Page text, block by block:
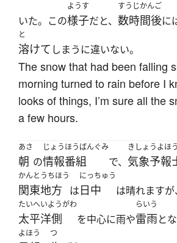
いた。この
ようす
様子だと、
すうじかんご
数時間後に
と
溶けて しまうに違いない。
The snow that had been falling
morning turned to rain before I
looks of things, I’m sure all the
a few hours.
あさ
朝 の
じょうほうばんぐみ
情報番組 で、
きしょうよほ
気象予報
かんとうちほう
関東地方 は
にっちゅう
日中 は晴れますが、
たいへいようがわ
太平洋側 を中心に雨や
らいう
雷雨と
よほう つ